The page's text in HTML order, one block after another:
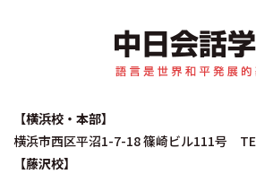
【横浜校・本部】
横浜市西区平沼1-7-18 篠崎ビル111号
【藤沢校】